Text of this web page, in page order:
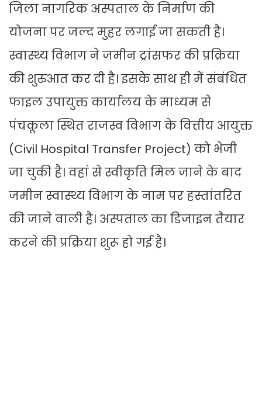
जिला नागरिक अस्पताल के निर्माण की
योजना पर जल्द मुहर लगाई जा सकती है।
स्वास्थ्य विभाग ने जमीन ट्रांसफर की प्रक्रिया
की शुरुआत कर दी है। इसके साथ ही में संबंधित
फाइल उपायुक्त कार्यालय के माध्यम से
पंचकूला स्थित राजस्व विभाग के वित्तीय आयुक्त
(Civil Hospital Transfer Project) को भेजी
जा चुकी है। वहां से स्वीकृति मिल जाने के बाद
जमीन स्वास्थ्य विभाग के नाम पर हस्तांतरित
की जाने वाली है। अस्पताल का डिजाइन तैयार
करने की प्रक्रिया शुरू हो गई है।